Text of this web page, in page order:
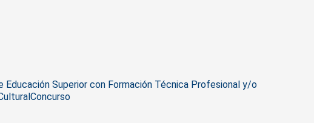
Superior con Formación Técnica Profesional y/o
Concurso